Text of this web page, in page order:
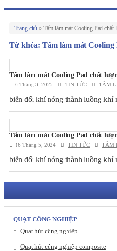
Trang chủ » Tấm làm mát Cooling Pad chất
Từ khóa: Tấm làm mát Cooling
Tấm làm mát Cooling Pad chất
6 Tháng 3, 2025 TIN TỨC TẤM
biến đổi khí nóng thành luồng khí
Tấm làm mát Cooling Pad chất
16 Tháng 5, 2024 TIN TỨC TẤM
biến đổi khí nóng thành luồng khí
QUẠT CÔNG NGHIỆP
Quạt hút công nghiệp
Quạt hút công nghiệp composite